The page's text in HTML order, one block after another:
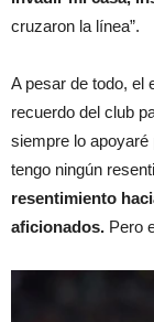
cruzaron la línea”.
A pesar de todo, el
recuerdo del club
siempre lo
tengo ningún
resentimiento
aficionados. Pero